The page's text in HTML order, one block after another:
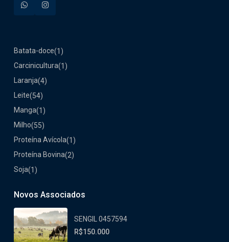
Batata-doce(1)
Carcinicultura(1)
Laranja(4)
Leite(54)
Manga(1)
Milho(55)
Proteína Avícola(1)
Proteína Bovina(2)
Soja(1)
Novos Associados
SENGIL 0457594
R$150.000